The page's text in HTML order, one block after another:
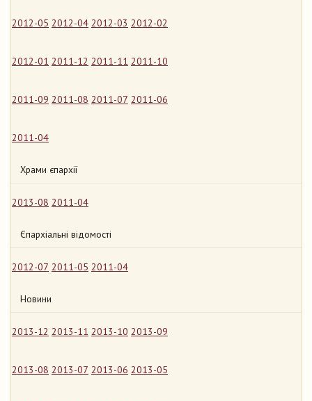
2012-05 2012-04 2012-03 2012-02
2012-01 2011-12 2011-11 2011-10
2011-09 2011-08 2011-07 2011-06
2011-04
Храми єпархії
2013-08 2011-04
Єпархіальні відомості
2012-07 2011-05 2011-04
Новини
2013-12 2013-11 2013-10 2013-09
2013-08 2013-07 2013-06 2013-05